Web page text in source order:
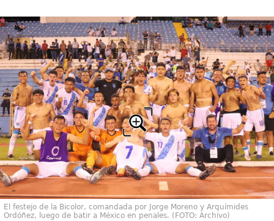
El festejo de la Bicolor, comandada por Jorge Moreno y Arquímides
Ordóñez, luego de batir a México en penales. (FOTO: Archivo)